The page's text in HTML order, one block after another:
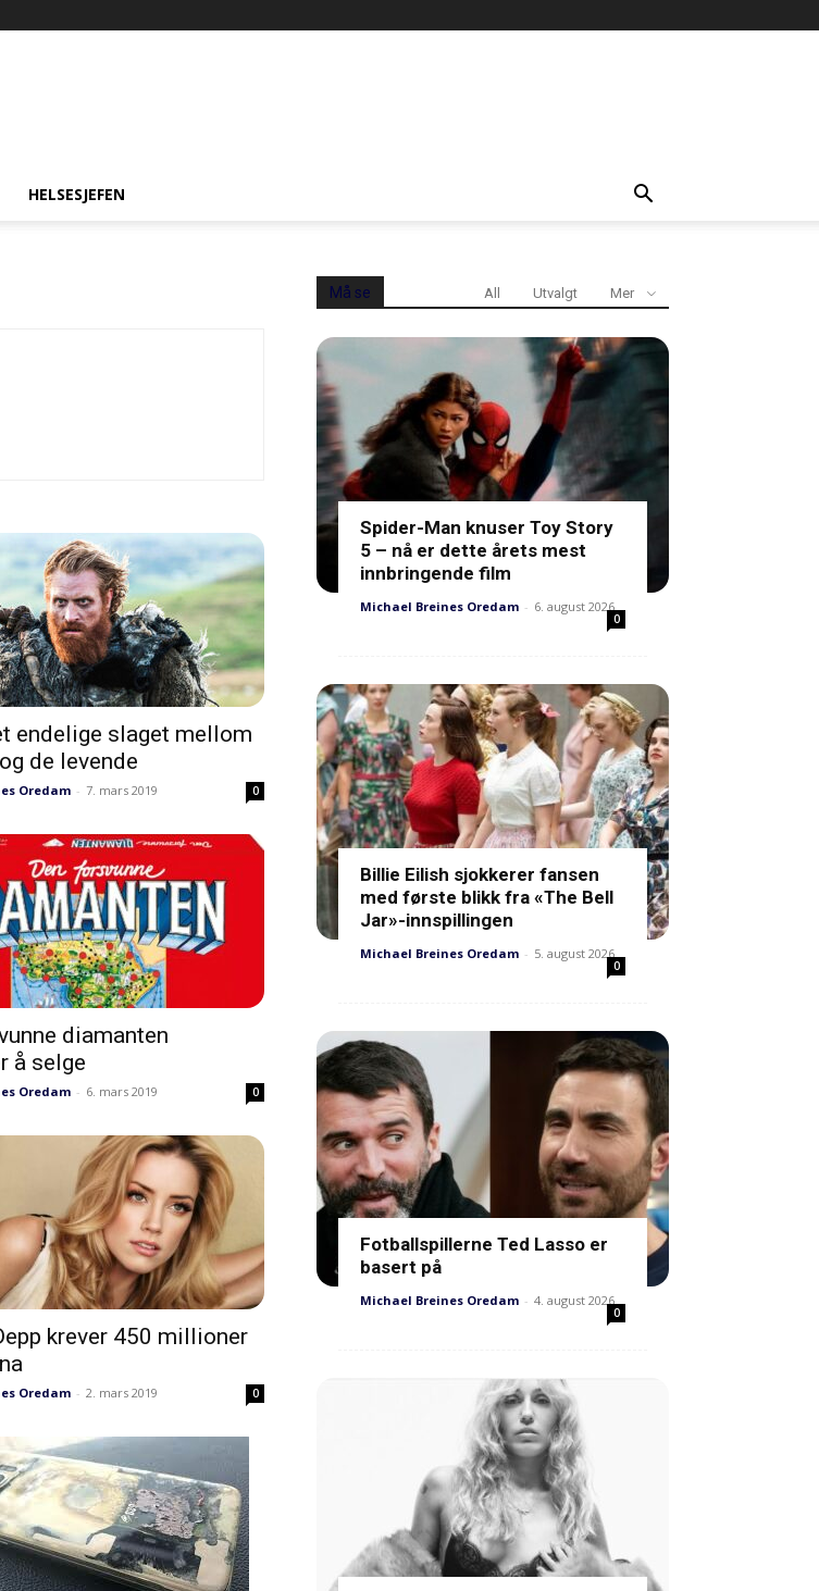
HELSESJEFEN
endelige slaget mellom
de levende
Oredam - 7. mars 2019 0
diamanten
å selge
Oredam - 6. mars 2019 0
krever 450 millioner
Oredam - 2. mars 2019 0
Må se All Utvalgt Mer
Spider-Man knuser Toy Story
5 – nå er dette årets mest
innbringende film
Michael Breines Oredam - 6. august 2026
0
Billie Eilish sjokkerer fansen
med første blikk fra «The Bell
Jar»-innspillingen
Michael Breines Oredam - 5. august 2026
0
Fotballspillerne Ted Lasso er
basert på
Michael Breines Oredam - 4. august 2026
0